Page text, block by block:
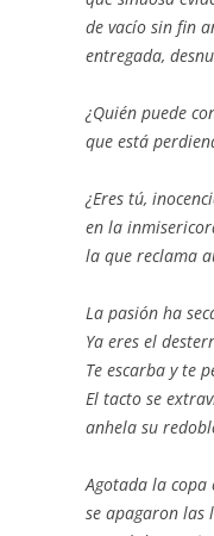
de vacío sin fin
entregada,
¿Quién puede
que está
¿Eres tú,
en la
la que reclama
La pasión ha
Ya eres el
Te escarba y te
El tacto se
anhela su
Agotada la
se apagaron las